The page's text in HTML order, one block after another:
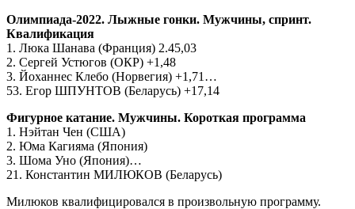
Олимпиада-2022. Лыжные гонки. Мужчины, спринт.
Квалификация
1. Люка Шанава (Франция) 2.45,03
2. Сергей Устюгов (ОКР) +1,48
3. Йоханнес Клебо (Норвегия) +1,71…
53. Егор ШПУНТОВ (Беларусь) +17,14
Фигурное катание. Мужчины. Короткая программа
1. Нэйтан Чен (США)
2. Юма Кагияма (Япония)
3. Шома Уно (Япония)…
21. Константин МИЛЮКОВ (Беларусь)
Милюков квалифицировался в произвольную программу.